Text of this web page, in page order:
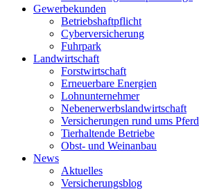
Gewerbekunden
Betriebshaftpflicht
Cyberversicherung
Fuhrpark
Landwirtschaft
Forstwirtschaft
Erneuerbare Energien
Lohnunternehmer
Nebenerwerbslandwirtschaft
Versicherungen rund ums Pferd
Tierhaltende Betriebe
Obst- und Weinanbau
News
Aktuelles
Versicherungsblog